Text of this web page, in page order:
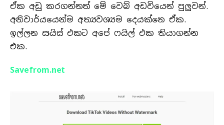
ඒක අඩු කරගන්නත් මේ වෙබ් අඩවියෙන් පුලුවන්.
අනිවාර්යයෙන්ම අත්‍යවශ්‍යම දෙයක්නෙ ඒක.
ඉල්ලන සයිස් එකට අපේ ෆයිල් එක තියාගන්න
එක.
Savefrom.net